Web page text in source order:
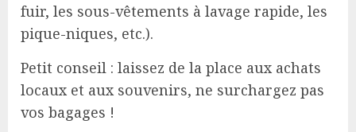
fuir, les sous-vêtements à lavage rapide, les
pique-niques, etc.).
Petit conseil : laissez de la place aux achats
locaux et aux souvenirs, ne surchargez pas
vos bagages !